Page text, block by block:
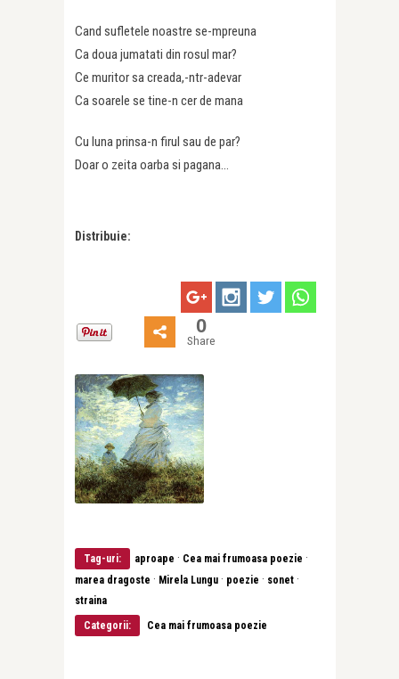
Cand sufletele noastre se-mpreuna
Ca doua jumatati din rosul mar?
Ce muritor sa creada,-ntr-adevar
Ca soarele se tine-n cer de mana
Cu luna prinsa-n firul sau de par?
Doar o zeita oarba si pagana…
Distribuie:
0
Share
Tag-uri: aproape · Cea mai frumoasa poezie ·
marea dragoste · Mirela Lungu · poezie · sonet ·
straina
Categorii:
Cea mai frumoasa poezie